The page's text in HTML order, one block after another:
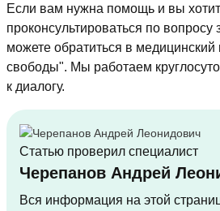
Если вам нужна помощь и вы
проконсультироваться по вопросу
можете обратиться в медицинский
свободы". Мы работаем
к диалогу.
Статью проверил специалист
Черепанов Андрей
Вся информация на этой